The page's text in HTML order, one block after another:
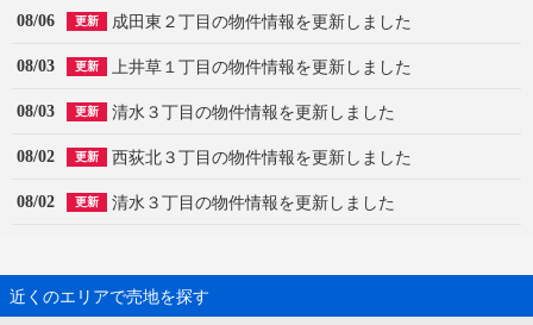
08/06 更新 成田東２丁目の物件情報を更新しました
08/03 更新 上井草１丁目の物件情報を更新しました
08/03 更新 清水３丁目の物件情報を更新しました
08/02 更新 西荻北３丁目の物件情報を更新しました
08/02 更新 清水３丁目の物件情報を更新しました
近くのエリアで売地を探す